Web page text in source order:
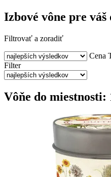
Izbové vône pre váš
Filtrovať a zoradiť
Cena
Filter
Vôňe do